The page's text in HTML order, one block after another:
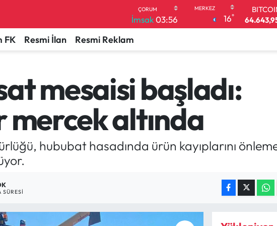
İmsak03:56 16°
FK Resmi İlan Resmi Reklam
mesaisi başladı:
altında
hububat hasadında ürün kayıplarını
SÜRESI